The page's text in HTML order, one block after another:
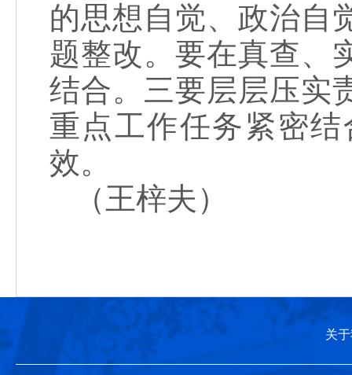
的思想自觉、政治自
题整改。要在真查、
结合。三要层层压实
重点工作任务紧密
效。
（王梓夫）
关